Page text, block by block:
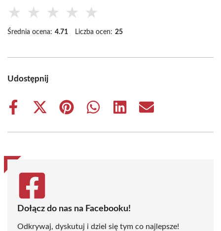
★ ★ ★ ★ ★
Średnia ocena: 4.71 Liczba ocen: 25
Udostępnij
Share
Share
(Twitter)
Share
Share
Share
Share
Dołącz do nas na Facebooku!
Odkrywaj, dyskutuj i dziel się tym co najlepsze!